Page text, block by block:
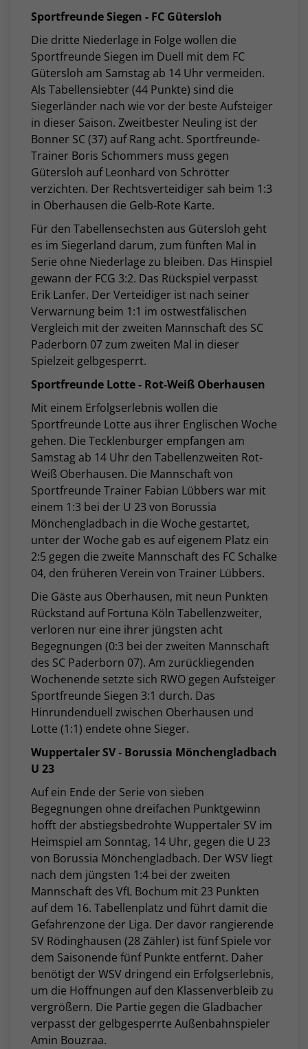
Sportfreunde Siegen - FC Gütersloh
Die dritte Niederlage in Folge wollen die
Sportfreunde Siegen im Duell mit dem FC
Gütersloh am Samstag ab 14 Uhr vermeiden.
Als Tabellensiebter (44 Punkte) sind die
Siegerländer nach wie vor der beste Aufsteiger
in dieser Saison. Zweitbester Neuling ist der
Bonner SC (37) auf Rang acht. Sportfreunde-
Trainer Boris Schommers muss gegen
Gütersloh auf Leonhard von Schrötter
verzichten. Der Rechtsverteidiger sah beim 1:3
in Oberhausen die Gelb-Rote Karte.
Für den Tabellensechsten aus Gütersloh geht
es im Siegerland darum, zum fünften Mal in
Serie ohne Niederlage zu bleiben. Das Hinspiel
gewann der FCG 3:2. Das Rückspiel verpasst
Erik Lanfer. Der Verteidiger ist nach seiner
Verwarnung beim 1:1 im ostwestfälischen
Vergleich mit der zweiten Mannschaft des SC
Paderborn 07 zum zweiten Mal in dieser
Spielzeit gelbgesperrt.
Sportfreunde Lotte - Rot-Weiß Oberhausen
Mit einem Erfolgserlebnis wollen die
Sportfreunde Lotte aus ihrer Englischen Woche
gehen. Die Tecklenburger empfangen am
Samstag ab 14 Uhr den Tabellenzweiten Rot-
Weiß Oberhausen. Die Mannschaft von
Sportfreunde Trainer Fabian Lübbers war mit
einem 1:3 bei der U 23 von Borussia
Mönchengladbach in die Woche gestartet,
unter der Woche gab es auf eigenem Platz ein
2:5 gegen die zweite Mannschaft des FC Schalke
04, den früheren Verein von Trainer Lübbers.
Die Gäste aus Oberhausen, mit neun Punkten
Rückstand auf Fortuna Köln Tabellenzweiter,
verloren nur eine ihrer jüngsten acht
Begegnungen (0:3 bei der zweiten Mannschaft
des SC Paderborn 07). Am zurückliegenden
Wochenende setzte sich RWO gegen Aufsteiger
Sportfreunde Siegen 3:1 durch. Das
Hinrundenduell zwischen Oberhausen und
Lotte (1:1) endete ohne Sieger.
Wuppertaler SV - Borussia Mönchengladbach
U 23
Auf ein Ende der Serie von sieben
Begegnungen ohne dreifachen Punktgewinn
hofft der abstiegsbedrohte Wuppertaler SV im
Heimspiel am Sonntag, 14 Uhr, gegen die U 23
von Borussia Mönchengladbach. Der WSV liegt
nach dem jüngsten 1:4 bei der zweiten
Mannschaft des VfL Bochum mit 23 Punkten
auf dem 16. Tabellenplatz und führt damit die
Gefahrenzone der Liga. Der davor rangierende
SV Rödinghausen (28 Zähler) ist fünf Spiele vor
dem Saisonende fünf Punkte entfernt. Daher
benötigt der WSV dringend ein Erfolgserlebnis,
um die Hoffnungen auf den Klassenverbleib zu
vergrößern. Die Partie gegen die Gladbacher
verpasst der gelbgesperrte Außenbahnspieler
Amin Bouzraa.